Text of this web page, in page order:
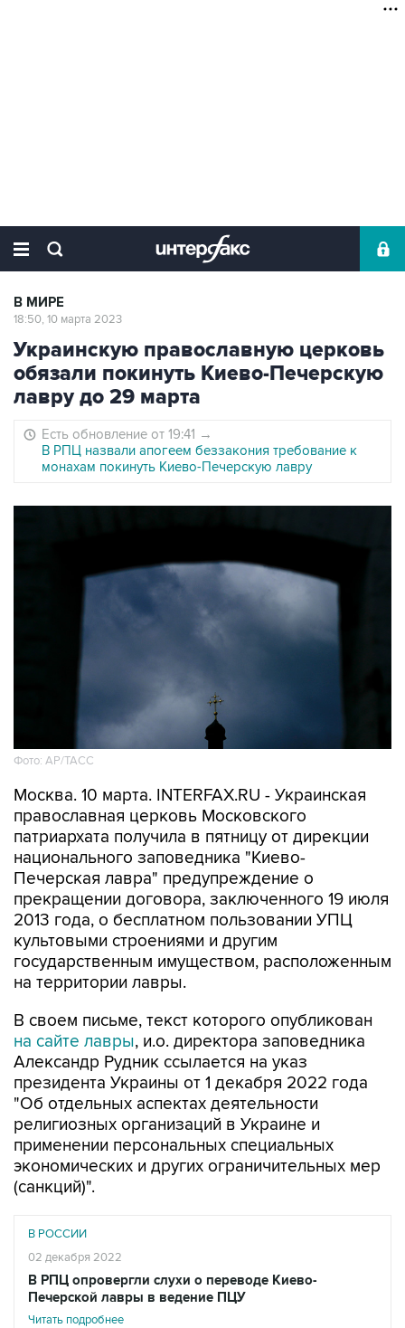
В МИРЕ
18:50, 10 марта 2023
Украинскую православную церковь
обязали покинуть Киево-Печерскую
лавру до 29 марта
Есть обновление от 19:41 →
В РПЦ назвали апогеем беззакония требование к
монахам покинуть Киево-Печерскую лавру
Фото: АР/ТАСС
Москва. 10 марта. INTERFAX.RU - Украинская
православная церковь Московского
патриархата получила в пятницу от дирекции
национального заповедника "Киево-
Печерская лавра" предупреждение о
прекращении договора, заключенного 19 июля
2013 года, о бесплатном пользовании УПЦ
культовыми строениями и другим
государственным имуществом, расположенным
на территории лавры.
В своем письме, текст которого опубликован
на сайте лавры, и.о. директора заповедника
Александр Рудник ссылается на указ
президента Украины от 1 декабря 2022 года
"Об отдельных аспектах деятельности
религиозных организаций в Украине и
применении персональных специальных
экономических и других ограничительных мер
(санкций)".
В РОССИИ
02 декабря 2022
В РПЦ опровергли слухи о переводе Киево-
Печерской лавры в ведение ПЦУ
Читать подробнее